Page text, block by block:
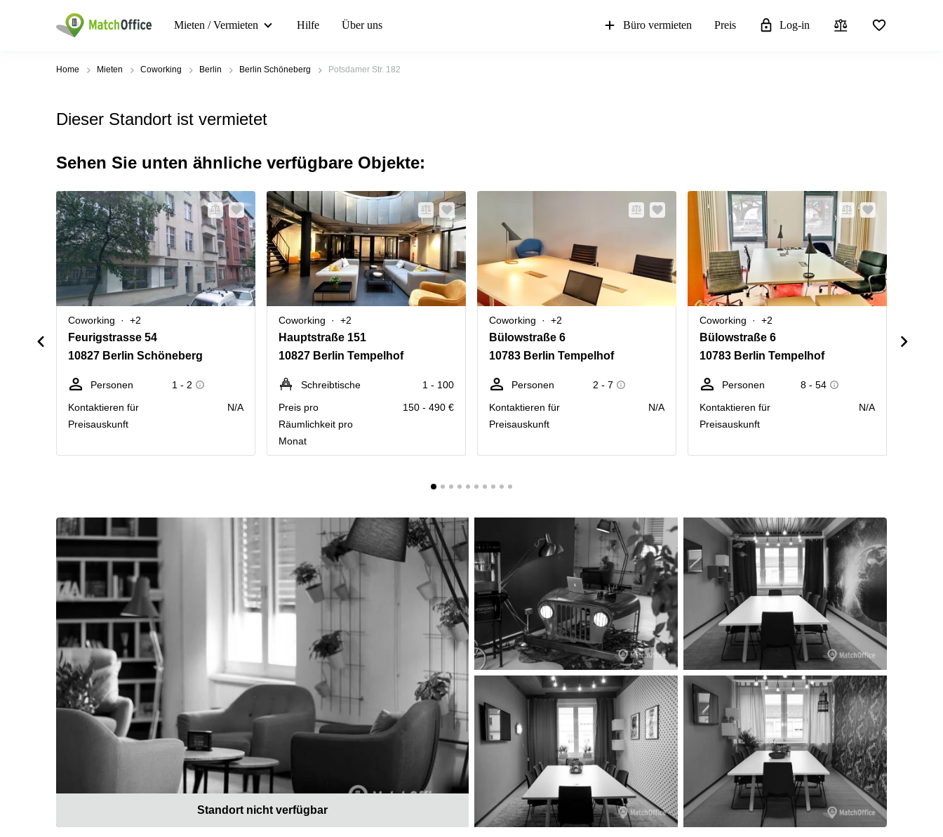
Mieten / Vermieten Hilfe Über uns Büro vermieten Preis Log-in
Home Mieten Coworking Berlin Berlin Schöneberg Potsdamer Str. 182
Dieser Standort ist vermietet
Sehen Sie unten ähnliche verfügbare Objekte:
Coworking +2
Feurigstrasse 54
10827 Berlin Schöneberg
Personen
1 - 2
Kontaktieren für
Preisauskunft
N/A
Coworking +2
Hauptstraße 151
10827 Berlin Tempelhof
Schreibtische
1 - 100
Preis pro
Räumlichkeit pro
Monat
150 - 490 €
Coworking +2
Bülowstraße 6
10783 Berlin Tempelhof
Personen
2 - 7
Kontaktieren für
Preisauskunft
N/A
Coworking +2
Bülowstraße 6
10783 Berlin Tempelhof
Personen
8 - 54
Kontaktieren für
Preisauskunft
N/A
Standort nicht verfügbar